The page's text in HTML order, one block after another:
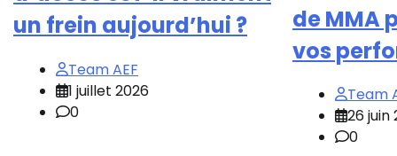
un frein aujourd’hui ?
Team AEF
1 juillet 2026
0
de MMA
vos
Team
26 juin
0